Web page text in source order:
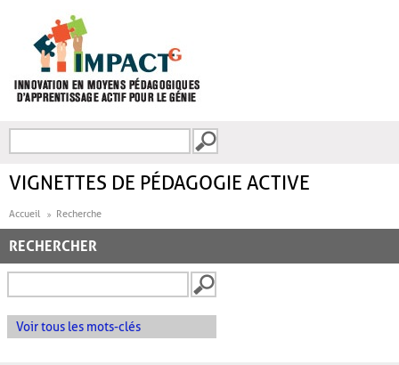
FORMULAIRE DE
VIGNETTES DE PÉDAGOGIE ACTIVE
Accueil Recherche
RECHERCHER
Voir tous les mots-clés